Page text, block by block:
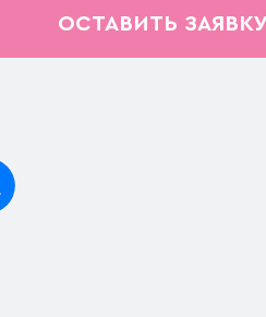
ОСТАВИТЬ